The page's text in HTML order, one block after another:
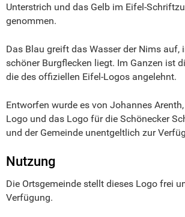
Unterstrich und das Gelb im Eifel-
genommen.
Das Blau greift das Wasser der Nims auf,
schöner Burgflecken liegt. Im Ganzen ist
die des offiziellen Eifel-Logos angelehnt.
Entworfen wurde es von Johannes
Logo und das Logo für die Schönecker
und der Gemeinde unentgeltlich zur
Nutzung
Die Ortsgemeinde stellt dieses Logo frei
Verfügung.